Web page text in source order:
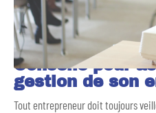
Conseils pour
gestion de son
Tout entrepreneur doit toujours